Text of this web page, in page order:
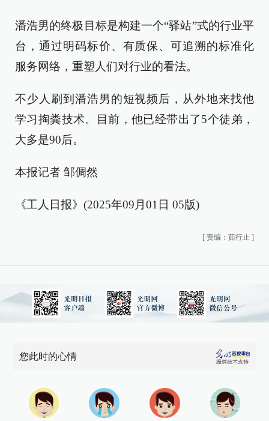
潘浩男的终极目标是构建一个“驿站”式的行业平
台，通过明码标价、有质保、可追溯的标准化
服务网络，重塑人们对行业的看法。
不少人刷到潘浩男的短视频后，从外地来找他
学习掏粪技术。目前，他已经带出了5个徒弟，
大多是90后。
本报记者 邹倜然
《工人日报》(2025年09月01日 05版)
[ 责编：茹行止 ]
您此时的心情